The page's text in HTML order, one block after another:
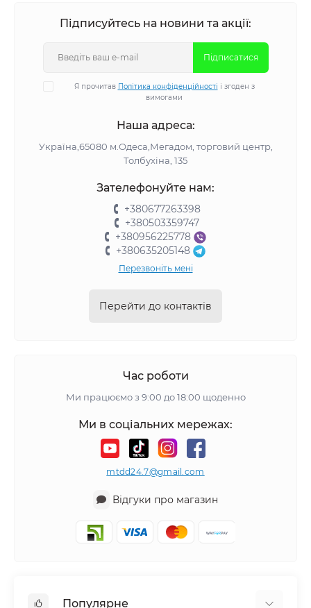
Підписуйтесь на новини та акції:
Підписатися
Я прочитав Політика конфіденційності і згоден з
вимогами
Наша адреса:
Україна,65080 м.Одеса,Мегадом, торговий центр,
Толбухіна, 135
Зателефонуйте нам:
+380677263398
+380503359747
+380956225778
+380635205148
Перезвоніть мені
Перейти до контактів
Час роботи
Ми працюємо з 9:00 до 18:00 щоденно
Ми в соціальних мережах:
mtdd24.7@gmail.com
Відгуки про магазин
Популярне